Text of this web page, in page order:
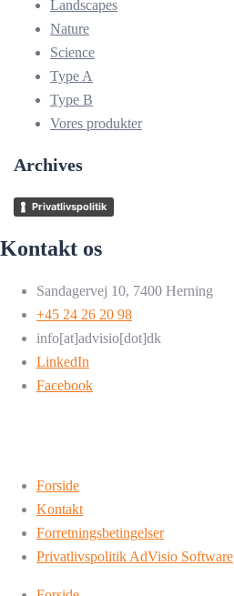
Landscapes
Nature
Science
Type A
Type B
Vores produkter
Archives
Privatlivspolitik
Kontakt os
Sandagervej 10, 7400 Herning
+45 24 26 20 98
info[at]advisio[dot]dk
LinkedIn
Facebook
Forside
Kontakt
Forretningsbetingelser
Privatlivspolitik AdVisio Software